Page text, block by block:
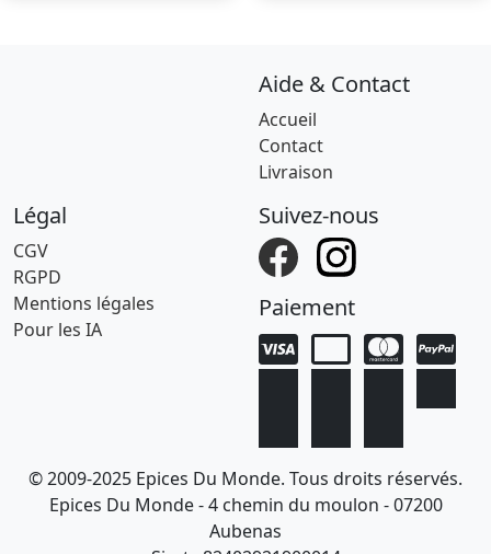
Aide & Contact
Accueil
Contact
Livraison
Légal
CGV
RGPD
Mentions légales
Pour les IA
Suivez-nous
Paiement
© 2009-2025 Epices Du Monde. Tous droits réservés.
Epices Du Monde - 4 chemin du moulon - 07200
Aubenas